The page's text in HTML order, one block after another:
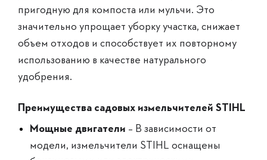
пригодную для компоста или мульчи. Это
значительно упрощает уборку участка, снижает
объем отходов и способствует их повторному
использованию в качестве натурального
удобрения.
Преимущества садовых измельчителей STIHL
Мощные двигатели – В зависимости от
модели, измельчители STIHL оснащены